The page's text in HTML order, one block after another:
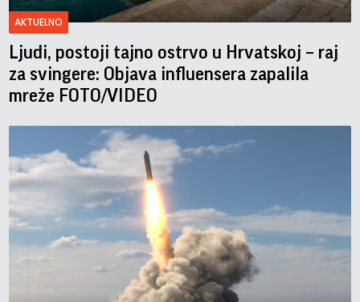
AKTUELNO
Ljudi, postoji tajno ostrvo u Hrvatskoj – raj
za svingere: Objava influensera zapalila
mreže FOTO/VIDEO